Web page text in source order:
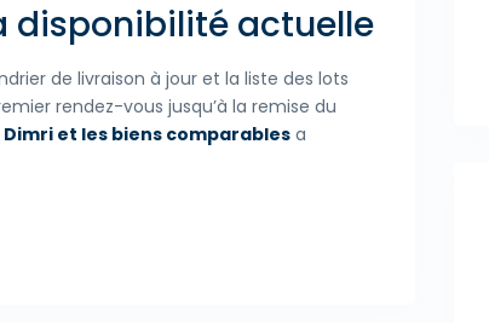
disponibilité actuelle
de livraison à jour et la liste des lots
rendez-vous jusqu’à la remise du
et les biens comparablesa